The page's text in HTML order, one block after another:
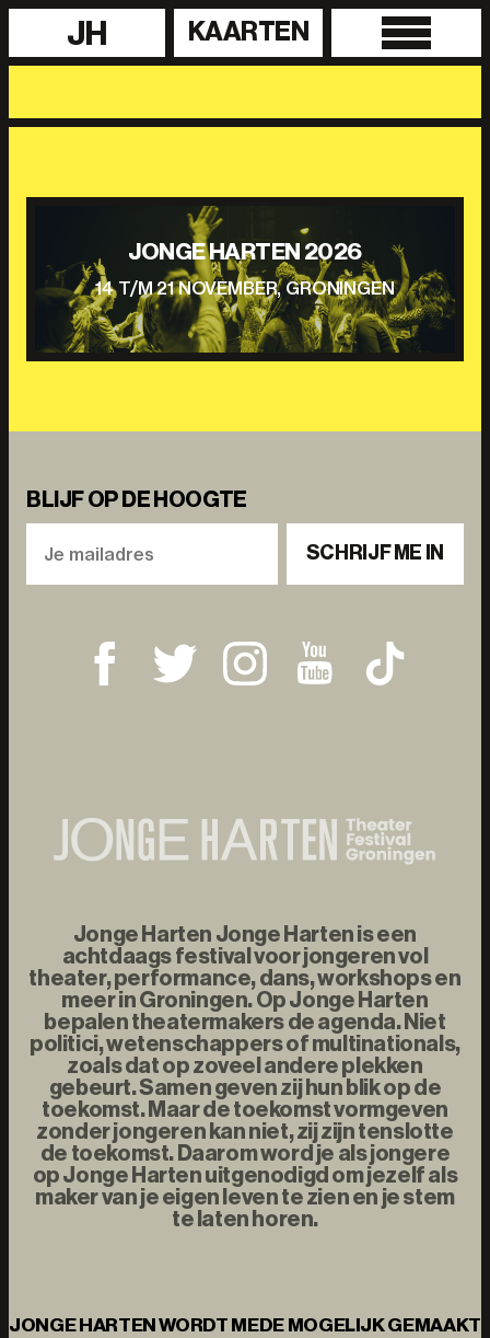
JH KAARTEN
JONGE HARTEN 2026
14 T/M 21 NOVEMBER, GRONINGEN
BLIJF OP DE HOOGTE
SCHRIJF ME IN
Jonge Harten Jonge Harten is een
achtdaags festival voor jongeren vol
theater, performance, dans, workshops en
meer in Groningen. Op Jonge Harten
bepalen theatermakers de agenda. Niet
politici, wetenschappers of multinationals,
zoals dat op zoveel andere plekken
gebeurt. Samen geven zij hun blik op de
toekomst. Maar de toekomst vormgeven
zonder jongeren kan niet, zij zijn tenslotte
de toekomst. Daarom word je als jongere
op Jonge Harten uitgenodigd om jezelf als
maker van je eigen leven te zien en je stem
te laten horen.
JONGE HARTEN WORDT MEDE MOGELIJK GEMAAKT